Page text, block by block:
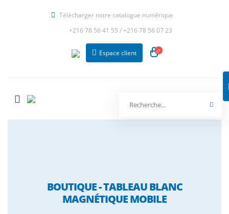
Télécharger notre catalogue numérique
+216 78 56 41 55 /+216 78 56 07 23
Espace client
BOUTIQUE - TABLEAU BLANC
MAGNÉTIQUE MOBILE